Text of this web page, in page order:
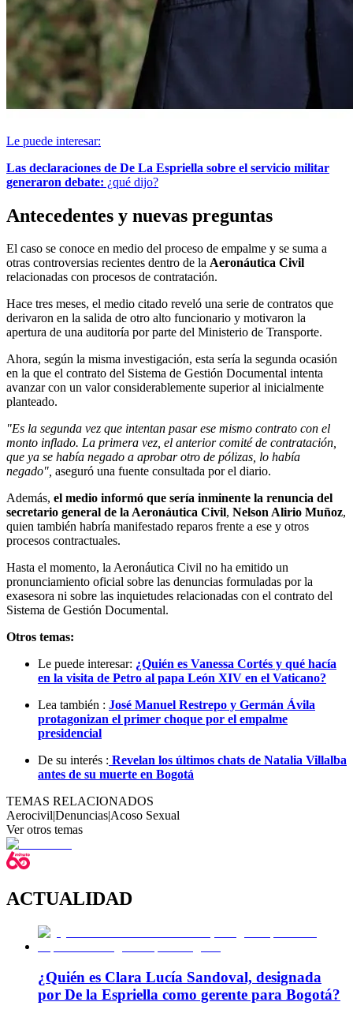
Le puede interesar:
Las declaraciones de De La Espriella sobre el servicio militar
generaron debate: ¿qué dijo?
Antecedentes y nuevas preguntas
El caso se conoce en medio del proceso de empalme y se suma a
otras controversias recientes dentro de la Aeronáutica Civil
relacionadas con procesos de contratación.
Hace tres meses, el medio citado reveló una serie de contratos que
derivaron en la salida de otro alto funcionario y motivaron la
apertura de una auditoría por parte del Ministerio de Transporte.
Ahora, según la misma investigación, esta sería la segunda ocasión
en la que el contrato del Sistema de Gestión Documental intenta
avanzar con un valor considerablemente superior al inicialmente
planteado.
"Es la segunda vez que intentan pasar ese mismo contrato con el
monto inflado. La primera vez, el anterior comité de contratación,
que ya se había negado a aprobar otro de pólizas, lo había
negado", aseguró una fuente consultada por el diario.
Además, el medio informó que sería inminente la renuncia del
secretario general de la Aeronáutica Civil, Nelson Alirio Muñoz,
quien también habría manifestado reparos frente a ese y otros
procesos contractuales.
Hasta el momento, la Aeronáutica Civil no ha emitido un
pronunciamiento oficial sobre las denuncias formuladas por la
exasesora ni sobre las inquietudes relacionadas con el contrato del
Sistema de Gestión Documental.
Otros temas:
Le puede interesar: ¿Quién es Vanessa Cortés y qué hacía
en la visita de Petro al papa León XIV en el Vaticano?
Lea también : José Manuel Restrepo y Germán Ávila
protagonizan el primer choque por el empalme
presidencial
De su interés : Revelan los últimos chats de Natalia Villalba
antes de su muerte en Bogotá
TEMAS RELACIONADOS
Aerocivil|Denuncias|Acoso Sexual
Ver otros temas
ACTUALIDAD
¿Quién es Clara Lucía Sandoval, designada
por De la Espriella como gerente para Bogotá?